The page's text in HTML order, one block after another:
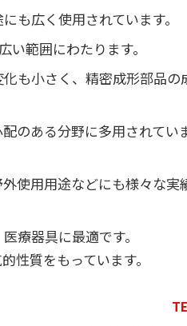
も広く使用されています。
範囲にわたります。
も小さく、精密成形部品の
のある分野に多用されてい
使用用途などにも様々な実
療器具に最適です。
性質をもっています。